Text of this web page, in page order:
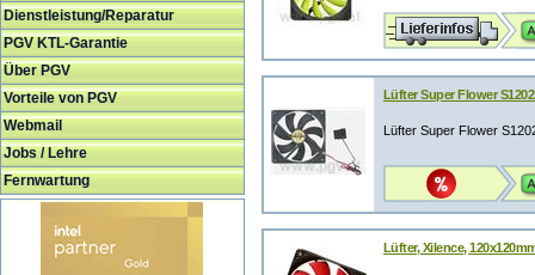
Dienstleistung/Reparatur
PGV KTL-Garantie
Über PGV
Vorteile von PGV
Webmail
Jobs / Lehre
Fernwartung
Lüfter Super Flower
Lüfter Super Flower
Lüfter, Xilence,